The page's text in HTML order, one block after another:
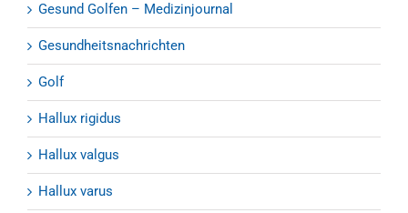
Gesund Golfen – Medizinjournal
Gesundheitsnachrichten
Golf
Hallux rigidus
Hallux valgus
Hallux varus